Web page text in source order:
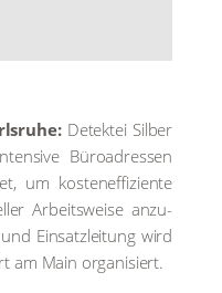
Detek­tei Sil­ber
Büro­adres­sen
um kos­ten­ef­fi­zi­en­te
Arbeits­wei­se anzu­
Ein­satz­lei­tung wird
am Main orga­ni­siert.